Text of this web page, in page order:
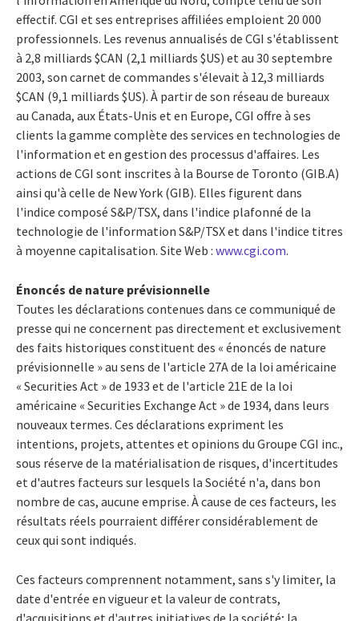
effectif. CGI et ses entreprises affiliées emploient 20 000
professionnels. Les revenus annualisés de CGI s'établissent
à 2,8 milliards $CAN (2,1 milliards $US) et au 30 septembre
2003, son carnet de commandes s'élevait à 12,3 milliards
$CAN (9,1 milliards $US). À partir de son réseau de bureaux
au Canada, aux États-Unis et en Europe, CGI offre à ses
clients la gamme complète des services en technologies de
l'information et en gestion des processus d'affaires. Les
actions de CGI sont inscrites à la Bourse de Toronto (GIB.A)
ainsi qu'à celle de New York (GIB). Elles figurent dans
l'indice composé S&P/TSX, dans l'indice plafonné de la
technologie de l'information S&P/TSX et dans l'indice titres
à moyenne capitalisation. Site Web : www.cgi.com.
Énoncés de nature prévisionnelle
Toutes les déclarations contenues dans ce communiqué de
presse qui ne concernent pas directement et exclusivement
des faits historiques constituent des « énoncés de nature
prévisionnelle » au sens de l'article 27A de la loi américaine
« Securities Act » de 1933 et de l'article 21E de la loi
américaine « Securities Exchange Act » de 1934, dans leurs
nouveaux termes. Ces déclarations expriment les
intentions, projets, attentes et opinions du Groupe CGI inc.,
sous réserve de la matérialisation de risques, d'incertitudes
et d'autres facteurs sur lesquels la Société n'a, dans bon
nombre de cas, aucune emprise. À cause de ces facteurs, les
résultats réels pourraient différer considérablement de
ceux qui sont indiqués.
Ces facteurs comprennent notamment, sans s'y limiter, la
date d'entrée en vigueur et la valeur de contrats,
d'acquisitions et d'autres initiatives de la société; la